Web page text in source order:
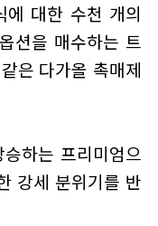
대한 수천 개의
션을 매수하는 트
은 다가올 촉매제
하는 프리미엄으
강세 분위기를 반